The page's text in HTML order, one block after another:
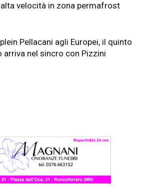
velocità in zona permafrost
Pellacani agli Europei, il quinto
arriva nel sincro con Pizzini